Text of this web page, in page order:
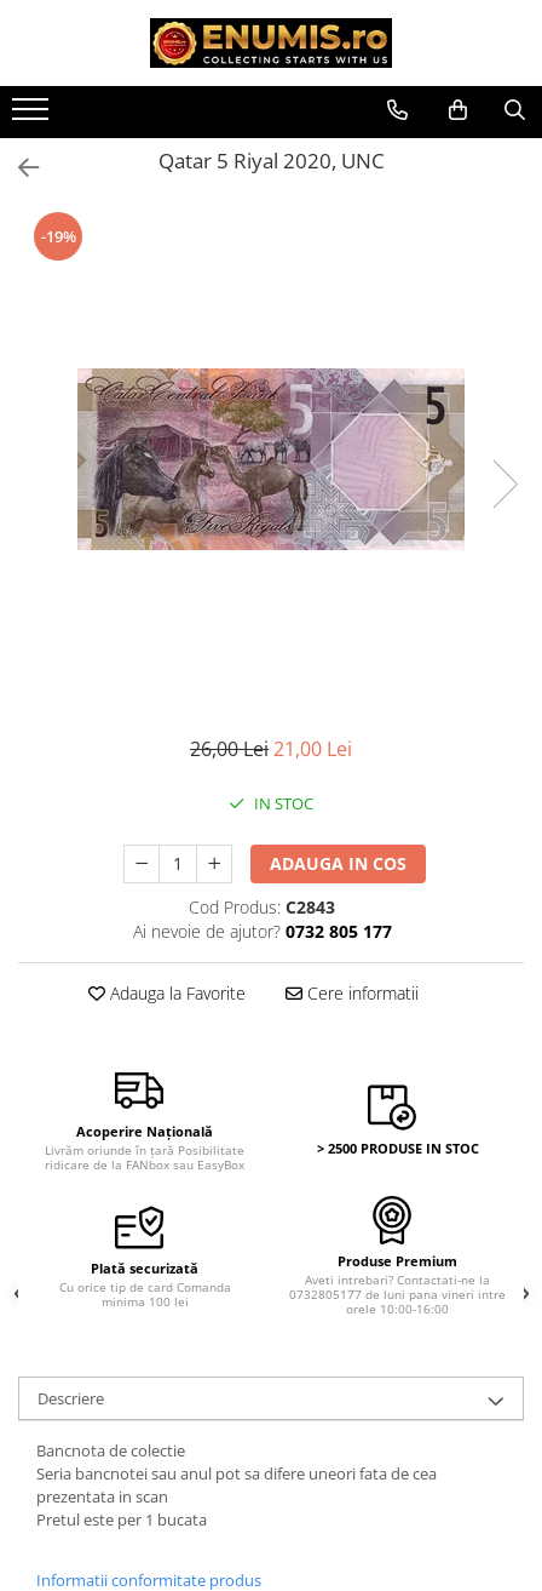
Monede Romania
Albume cu folii pentru stocare
monede
Folii stocare monede
Soluții curățare, pensete, mănuși,
Tavite stocare si expunere
Monede straine
Monede Africa
Accesorii colectie bancnote
Albume cu folii pentru stocare
Folii pentru stocare bancnote, la
Folii pentru stocare bancnote, la
Bancnote straine
Bancnote Africa
Bancnote America
Bancnote Australia si Oceania
Bancnote Europa
Gradate PMG
Accesorii filatelie
Timbre si coli Romania
Carte Postala / FDC
Din trusa colectionarului
Alte colectibile
Qatar 5 Riyal 2020, UNC
-19%
26,00 Lei21,00 Lei
IN STOC
ADAUGA IN COS
Cod Produs: C2843
Ai nevoie de ajutor? 0732 805 177
Adauga la Favorite Cere informatii
Acoperire Națională
Livrăm oriunde în țară Posibilitate
ridicare de la FANbox sau EasyBox
> 2500 PRODUSE IN STOC
Plată securizată
Cu orice tip de card Comanda
minima 100 lei
Produse Premium
Aveti intrebari? Contactati-ne la
0732805177 de luni pana vineri intre
orele 10:00-16:00
Descriere
Bancnota de colectie
Seria bancnotei sau anul pot sa difere uneori fata de cea
prezentata in scan
Pretul este per 1 bucata
Informatii conformitate produs